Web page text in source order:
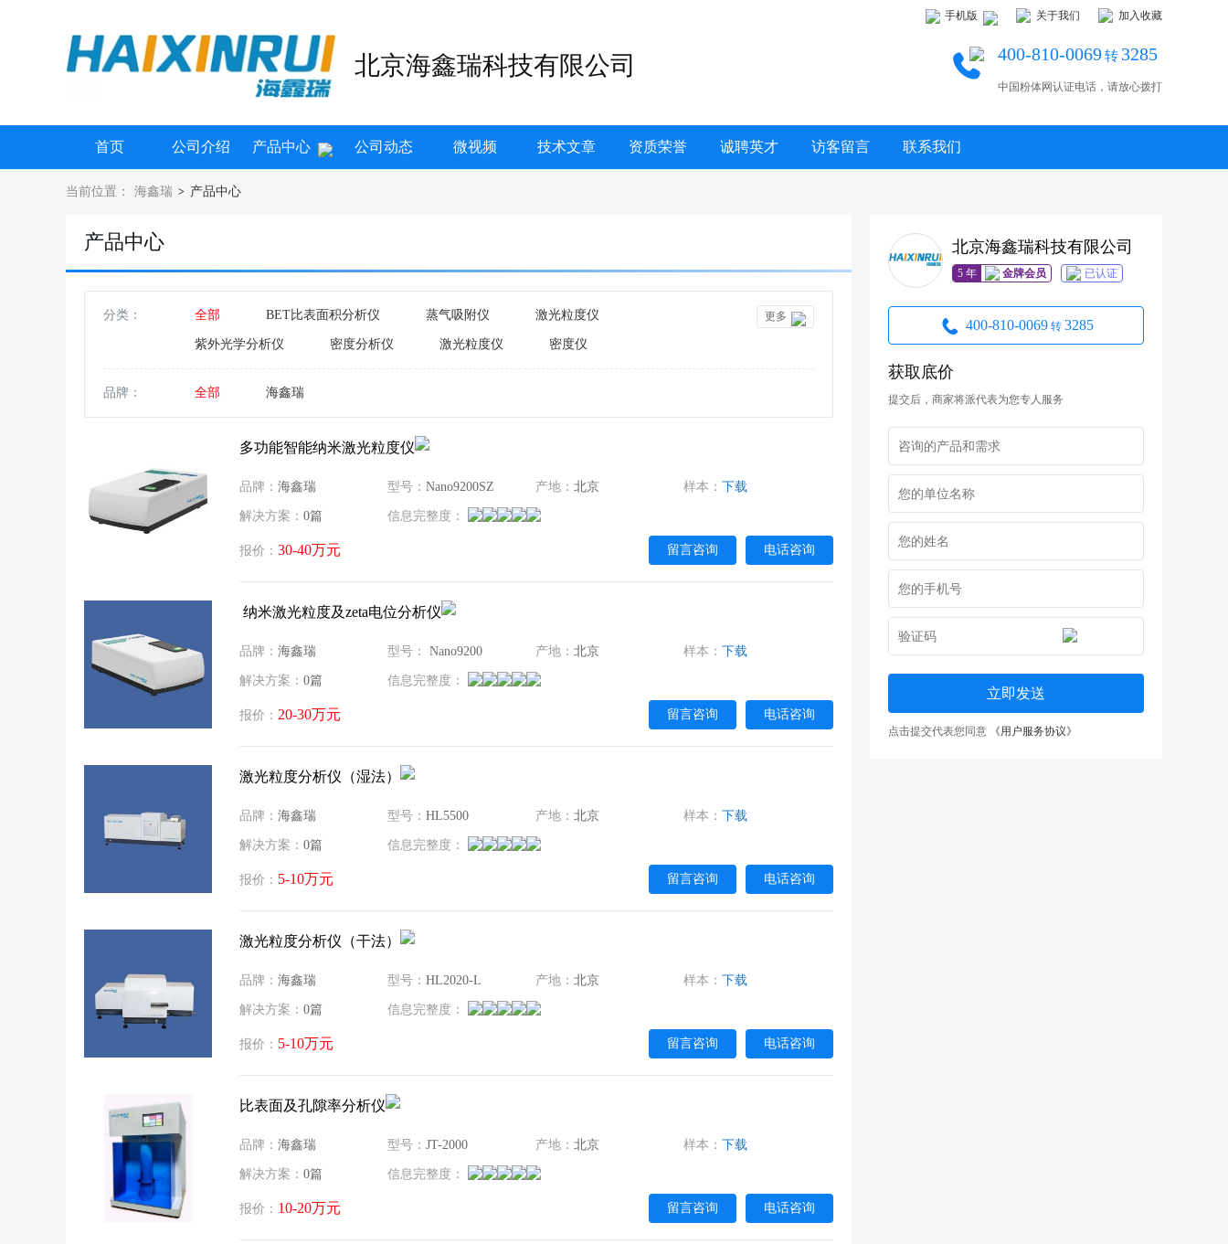
手机版 关于我们 加入收藏
北京海鑫瑞科技有限公司 400-810-0069转 3285
中国粉体网认证电话，请放心拨打
首页 公司介绍 产品中心 公司动态 微视频 技术文章 资质荣誉 诚聘英才 访客留言 联系我们
北京海鑫瑞科技有限公司
5 年 金牌会员 已认证
400-810-0069 转 3285
获取底价
提交后，商家将派代表为您专人服务
立即发送
点击提交代表您同意 《用户服务协议》
当前位置： 海鑫瑞 > 产品中心
产品中心
分类： 全部 BET比表面积分析仪 蒸气吸附仪 激光粒度仪
紫外光学分析仪 密度分析仪 激光粒度仪 密度仪
比表面积测定仪 颗粒图像测试仪 纳米粒度仪
光谱检测分析仪
微波消解仪
更多
品牌： 全部 海鑫瑞
多功能智能纳米激光粒度仪
品牌： 海鑫瑞 型号： Nano9200SZ 产地： 北京 样本： 下载
解决方案： 0篇 信息完整度：
报价： 30-40万元 留言咨询 电话咨询
​ 纳米激光粒度及zeta电位分析仪
品牌： 海鑫瑞 型号： Nano9200 产地： 北京 样本： 下载
解决方案： 0篇 信息完整度：
报价： 20-30万元 留言咨询 电话咨询
激光粒度分析仪（湿法）
品牌： 海鑫瑞 型号： HL5500 产地： 北京 样本： 下载
解决方案： 0篇 信息完整度：
报价： 5-10万元 留言咨询 电话咨询
激光粒度分析仪（干法）
品牌： 海鑫瑞 型号： HL2020-L 产地： 北京 样本： 下载
解决方案： 0篇 信息完整度：
报价： 5-10万元 留言咨询 电话咨询
比表面及孔隙率分析仪
品牌： 海鑫瑞 型号： JT-2000 产地： 北京 样本： 下载
解决方案： 0篇 信息完整度：
报价： 10-20万元 留言咨询 电话咨询